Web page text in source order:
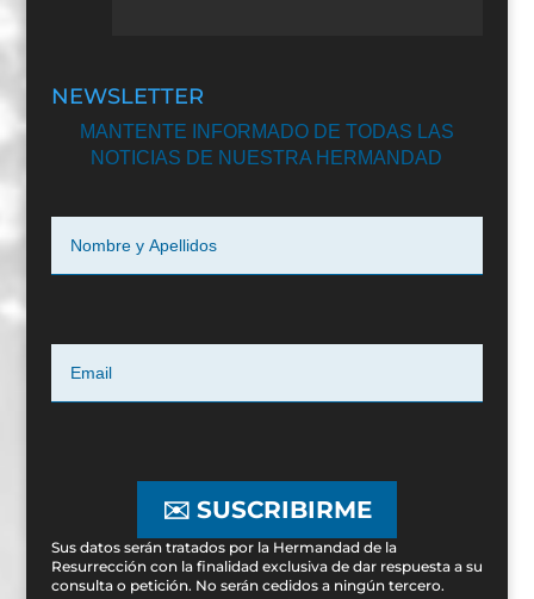
NEWSLETTER
MANTENTE INFORMADO DE TODAS LAS
NOTICIAS DE NUESTRA HERMANDAD
✉️ SUSCRIBIRME
Sus datos serán tratados por la Hermandad de la
Resurrección con la finalidad exclusiva de dar respuesta a su
consulta o petición. No serán cedidos a ningún tercero.